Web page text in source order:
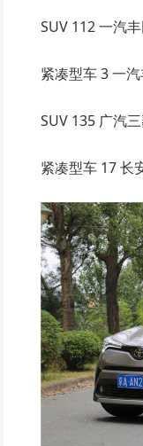
SUV 112 一汽
紧凑型车 3 一
SUV 135 广汽
紧凑型车 17 长